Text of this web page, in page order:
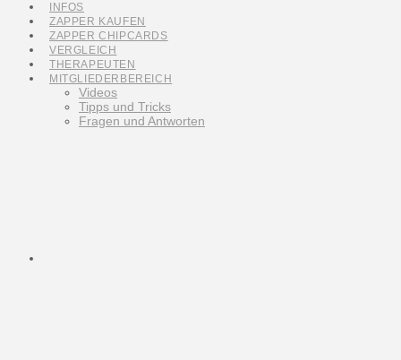
INFOS
ZAPPER KAUFEN
ZAPPER CHIPCARDS
VERGLEICH
THERAPEUTEN
MITGLIEDERBEREICH
Videos
Tipps und Tricks
Fragen und Antworten